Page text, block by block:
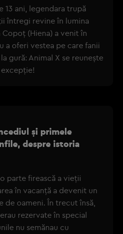
13 ani, legendara trupă
întregi revine în lumina
(Hiena) a venit în
a oferi vestea pe care fanii
gură: Animal X se reunește
și primele
despre istoria
parte firească a vieții
în vacanță a devenit un
de oameni. În trecut însă,
rezervate în special
nu semănau cu